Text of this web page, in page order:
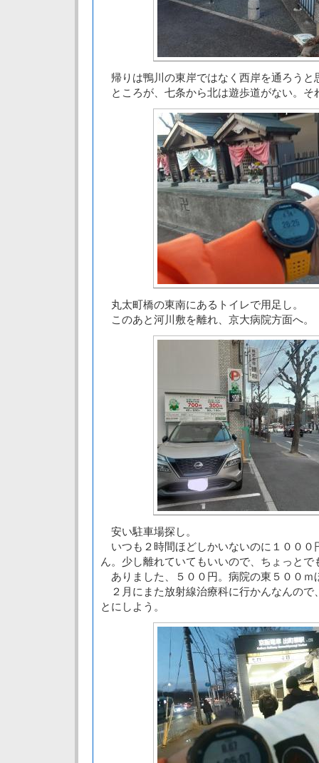
帰りは鴨川の東岸ではなく西岸を通ろうと
ところが、七条から北は遊歩道がない。そ
丸太町橋の東南にあるトイレで用足し。
このあと河川敷を離れ、京大病院方面へ。
安い駐車場探し。
いつも２時間ほどしかいないのに１０００
ん。少し離れていてもいいので、ちょっとで
ありました、５００円。病院の東５００ｍ
２月にまた放射線治療科に行かんなんので
とにしよう。